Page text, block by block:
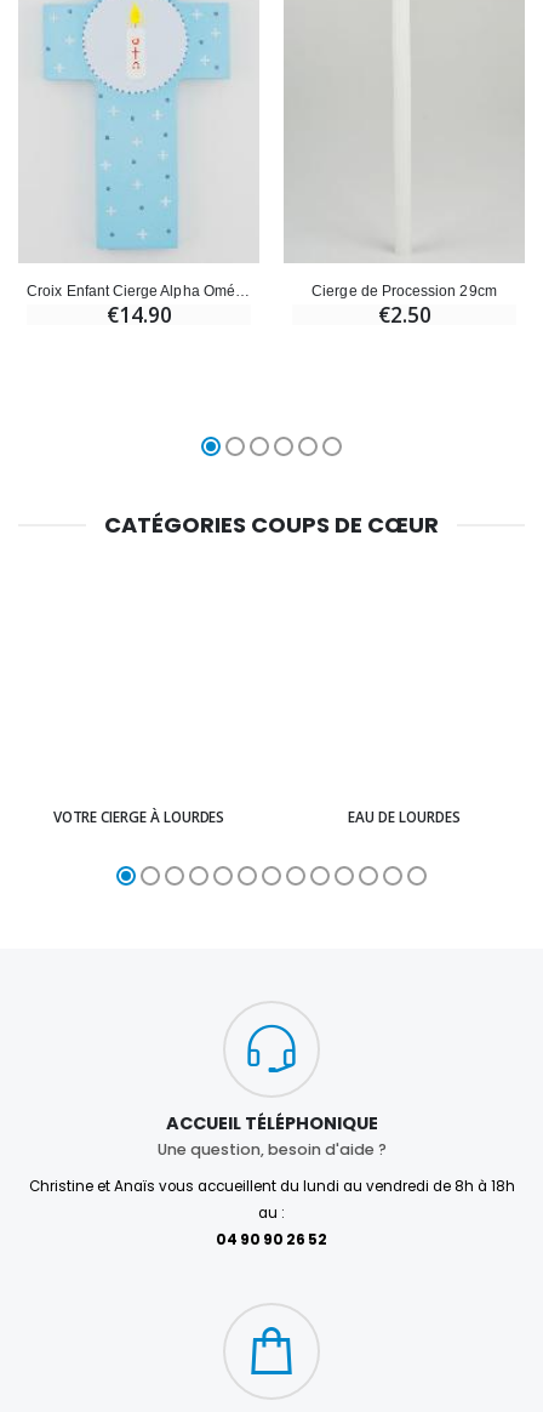
€14.90
Cierge de Procession 29cm
€2.50
CATÉGORIES COUPS DE CŒUR
VOTRE CIERGE À LOURDES EAU DE LOURDES
ACCUEIL TÉLÉPHONIQUE
Une question, besoin d'aide ?
Christine et Anaïs vous accueillent du lundi au vendredi de 8h à 18h
au :
04 90 90 26 52